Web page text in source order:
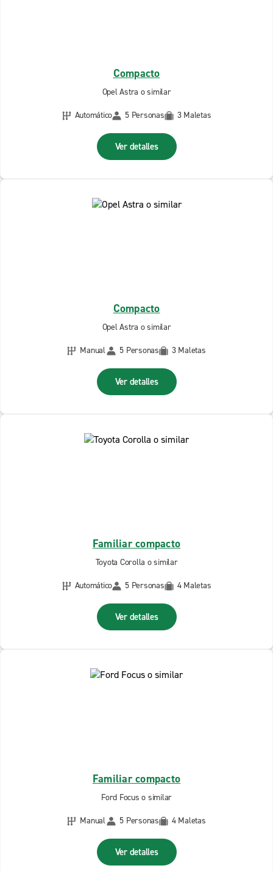
Compacto
Opel Astra o similar
Automático
5 Personas 3 Maletas
Ver detalles
Compacto
Opel Astra o similar
Manual
5 Personas 3 Maletas
Ver detalles
Familiar compacto
Toyota Corolla o similar
Automático
5 Personas 4 Maletas
Ver detalles
Familiar compacto
Ford Focus o similar
Manual
5 Personas 4 Maletas
Ver detalles